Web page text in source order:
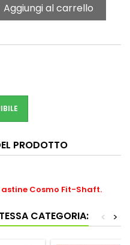
Aggiungi al carrello
PRODOTTO
Cosmo Fit-Shaft.
CATEGORIA: >
<